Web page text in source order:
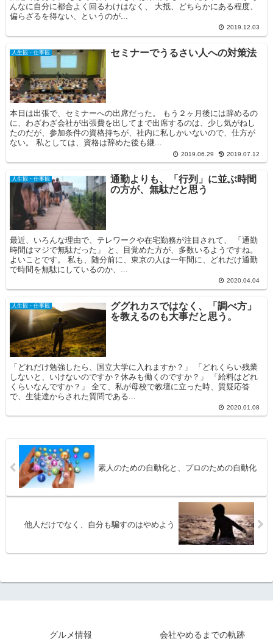
んなに自分に都合よく回るわけはなく、 大抵、どちらかにある程度、
偏らざるを得ない、というのが...
2019.12.03
人生観・仕事観 セミナーでうるさい人への対策法
本日は出張で、セミナーへの出席だった。 もう２ヶ月後には辞めるの
に、わざわざ会社が出張費を出してまで出席するのは、少し気がねし
たのだが、参加条件の資格持ちが、社内に私しかいないので、仕方が
ない。 私としては、資格は辞めた後も継...
2019.06.29 2019.07.12
人生観・仕事観
通勤よりも、「行列」に並ぶ時間
の方が、無駄だと思う
最近、いろんな理由で、テレワークや在宅勤務が注目されて、 「通勤
時間はマジで無駄だった」 と、目覚めた方が、多数いるようですね。
よいことです。 私も、随分前に、東京の人は一年間に、どれだけ通勤
で時間を無駄にしているのか、...
2020.04.04
人生観・仕事観
ググれカスではなく、「調べ方」
を教えるのも大事だと思う。
「どれだけ勉強したら、国立大学に入れますか？」 「どれくらい残業
しないと、いけないのですか？休みも働くのですか？」 「給料はどれ
くらいなんですか？」 全て、私が母校で教壇に立った時、質疑応答
で、生徒達からされた質問である...
2020.01.08
素人のための自動化と、プロのための自動化
他人だけでなく、自分も騙すのはやめよう
グルメ情報 会社やめるまでの軌跡